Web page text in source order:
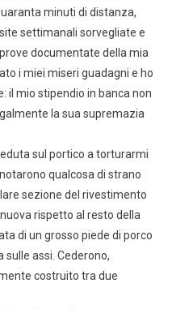
minuti di distanza,
settimanali sorvegliate e
documentate della mia
i miei miseri guadagni e ho
il mio stipendio in banca non
la sua supremazia
sul portico a torturarmi
qualcosa di strano
sezione del rivestimento
rispetto al resto della
di un grosso piede di porco
assi. Cederono,
costruito tra due